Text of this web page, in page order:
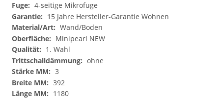
4-seitige Mikrofuge
15 Jahre Hersteller-Garantie Wohnen
Wand/Boden
Minipearl NEW
1. Wahl
ohne
3
392
1180